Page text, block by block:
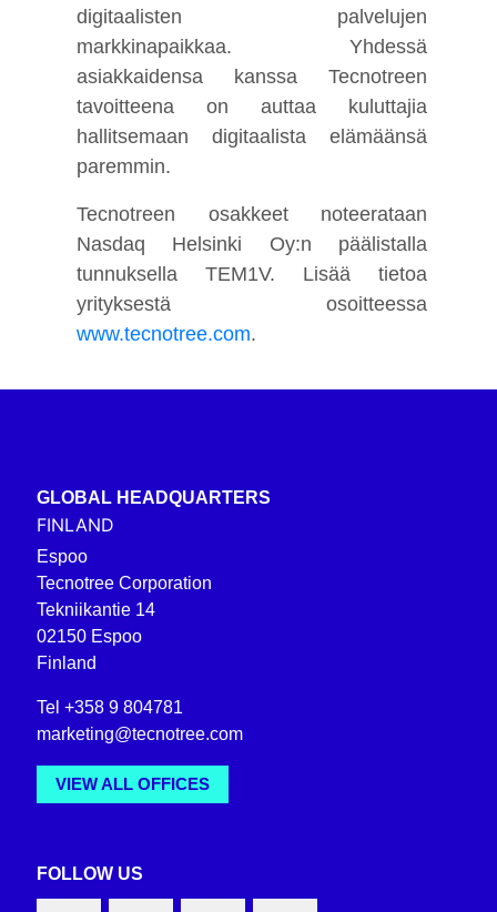
digitaalisten palvelujen
markkinapaikkaa. Yhdessä
asiakkaidensa kanssa Tecnotreen
tavoitteena on auttaa kuluttajia
hallitsemaan digitaalista elämäänsä
paremmin.
Tecnotreen osakkeet noteerataan
Nasdaq Helsinki Oy:n päälistalla
tunnuksella TEM1V. Lisää tietoa
yrityksestä osoitteessa
www.tecnotree.com.
GLOBAL HEADQUARTERS
FINLAND
Espoo
Tecnotree Corporation
Tekniikantie 14
02150 Espoo
Finland
Tel +358 9 804781
marketing@tecnotree.com
VIEW ALL OFFICES
FOLLOW US